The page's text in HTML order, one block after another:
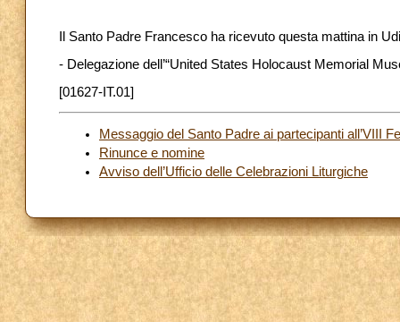
Il Santo Padre Francesco ha ricevuto questa mattina in
- Delegazione dell’“United States Holocaust Memorial
[01627-IT.01]
Messaggio del Santo Padre ai partecipanti all’VIII
Rinunce e nomine
Avviso dell’Ufficio delle Celebrazioni Liturgiche